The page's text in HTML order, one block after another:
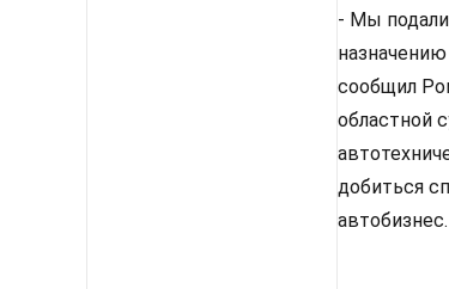
- Мы
сообщил
областной
добиться
автобизнес.